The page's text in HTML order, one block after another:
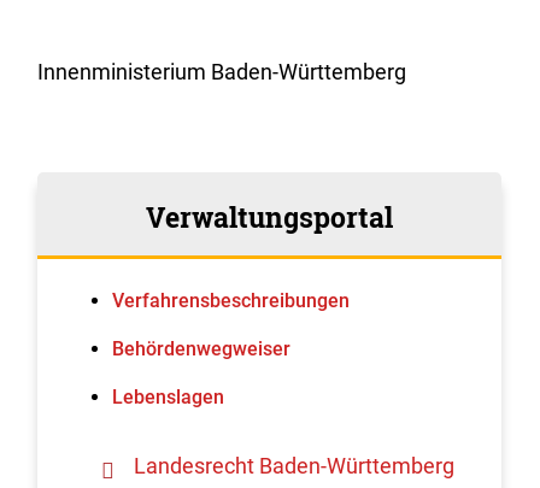
Innenministerium Baden-Württemberg
Verwaltungsportal
Verfahrens­beschreibungen
Behördenwegweiser
Lebenslagen
Landesrecht Baden-Württemberg